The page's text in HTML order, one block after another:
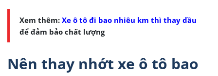
Xem thêm: Xe ô tô đi bao nhiêu km thì thay dầu
để đảm bảo chất lượng
Nên thay nhớt xe ô tô bao